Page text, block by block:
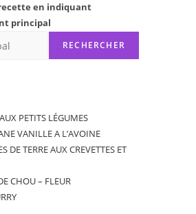
en indiquant
principal
RECHERCHER
PETITS LÉGUMES
VANILLE A L’AVOINE
DE TERRE AUX CREVETTES ET
CHOU – FLEUR